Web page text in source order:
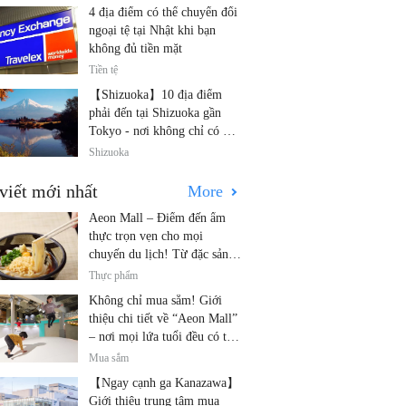
4 địa điểm có thể chuyển đổi
ngoại tệ tại Nhật khi bạn
không đủ tiền mặt
Tiền tệ
【Shizuoka】10 địa điểm
phải đến tại Shizuoka gần
Tokyo - nơi không chỉ có núi
Phú Sĩ và trà!
Shizuoka
mới nhất More
Aeon Mall – Điểm đến ẩm
thực trọn vẹn cho mọi
chuyến du lịch! Từ đặc sản
địa phương đến nhà hàng nổi
Thực phẩm
Không chỉ mua sắm! Giới
thiệu chi tiết về “Aeon Mall”
– nơi mọi lứa tuổi đều có thể
vui chơi! Các hoạt động mới
cho gia đình.
Mua sắm
【Ngay cạnh ga Kanazawa】
Giới thiệu trung tâm mua